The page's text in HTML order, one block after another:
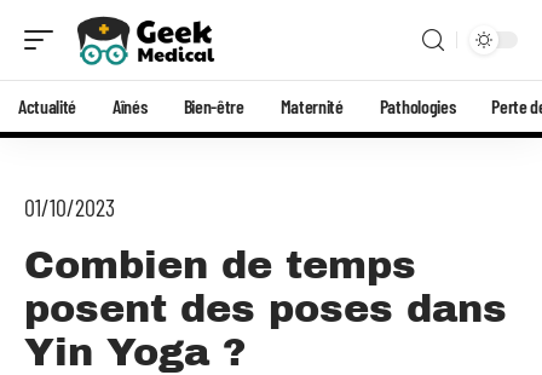
Actualité Aînés Bien-être Maternité Pathologies Perte
01/10/2023
Combien de temps
posent des poses dans
Yin Yoga ?